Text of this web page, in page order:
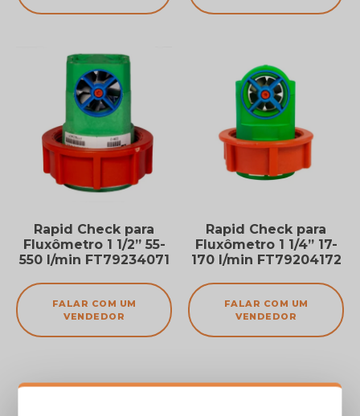
Rapid Check para
Fluxômetro 1 1/2” 55-
550 l/min FT79234071
FALAR COM UM
VENDEDOR
Rapid Check para
Fluxômetro 1 1/4” 17-
170 l/min FT79204172
FALAR COM UM
VENDEDOR